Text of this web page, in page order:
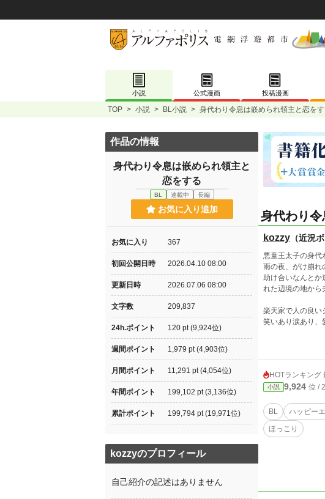
小説 公式漫画 投稿漫画
TOP > 小説 > BL小説 > 身代わり令息は嵌められ領主と恋を
身代わり
kozzy （近況
悪童王太子の身代
雨の夜、がけ崩れ
助け合いなんとか
れた辺境の地から
楽天家で人の良い
笑いあり涙あり、
HOTランキング
小説 9,924 位 /
BL ハッピー
ほっこり
作品の情報
身代わり令息は嵌められ領主と
恋をする
BL 連載中 長編
お気に入り追加
お気に入り 367
初回公開日時 2026.04.10 08:00
更新日時 2026.07.06 08:00
文字数 209,837
24h.ポイント 120 pt (9,924位)
週間ポイント 1,979 pt (4,903位)
月間ポイント 11,291 pt (4,054位)
年間ポイント 199,102 pt (3,136位)
累計ポイント 199,794 pt (19,971位)
kozzyのプロフィール
自己紹介の記述はありません